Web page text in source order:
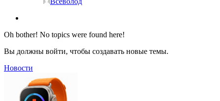
Oh bother! No topics were found here!
Вы должны войти, чтобы создавать новые темы.
Новости